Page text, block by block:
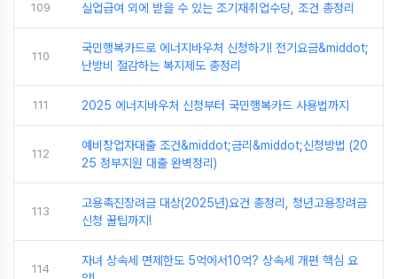
109 실업급여 외에 받을 수 있는 조기재취업수당, 조건 총정리
110
국민행복카드로 에너지바우처 신청하기! 전기요금&middot;
난방비 절감하는 복지제도 총정리
111 2025 에너지바우처 신청부터 국민행복카드 사용법까지
112
예비창업자대출 조건&middot;금리&middot;신청방법 (20
25 정부지원 대출 완벽정리)
113
고용촉진장려금 대상(2025년)요건 총정리, 청년고용장려금
신청 꿀팁까지!
114
자녀 상속세 면제한도 5억에서10억? 상속세 개편 핵심 요